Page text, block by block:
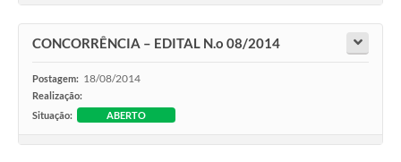
CONCORRÊNCIA – EDITAL N.o 08/2014
Postagem: 18/08/2014
Realização:
Situação:
ABERTO